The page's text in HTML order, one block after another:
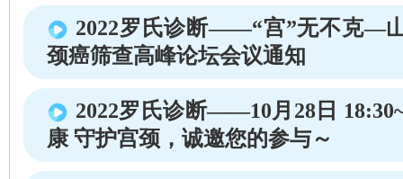
2022罗氏诊断——“宫”无不克—
颈癌筛查高峰论坛会议通知
2022罗氏诊断——10月28日
康 守护宫颈，诚邀您的参与～